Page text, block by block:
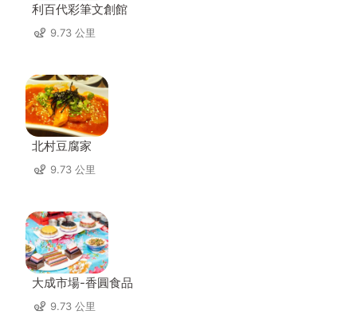
利百代彩筆文創館
9.73 公里
北村豆腐家
9.73 公里
大成市場-香圓食品
9.73 公里